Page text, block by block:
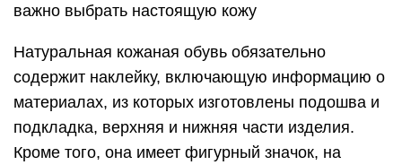
важно выбрать настоящую кожу
Натуральная кожаная обувь обязательно
содержит наклейку, включающую информацию о
материалах, из которых изготовлены подошва и
подкладка, верхняя и нижняя части изделия.
Кроме того, она имеет фигурный значок, на